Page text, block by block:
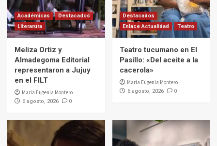
Académicas
Destacados
Literarura
Meliza Ortiz y
Almadegoma Editorial
representaron a Jujuy
en el FILT
Maria Eugenia Montero
6 agosto, 2026 0
Destacados
Enlace Actualidad
Teatro
Teatro tucumano en El
Pasillo: «Del aceite a la
cacerola»
Maria Eugenia Montero
6 agosto, 2026 0